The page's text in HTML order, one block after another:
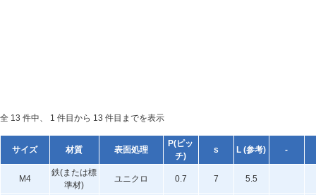
全 13 件中、 1 件目から 13 件目までを表示
サイズ 材質 表面処理
P(ピッ
チ)
s L (参考) -
M4
鉄(または標
準材)
ユニクロ 0.7 7 5.5